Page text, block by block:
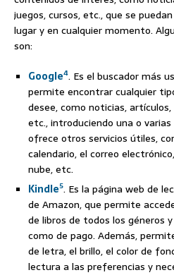
juegos, cursos, etc., que se
lugar y en cualquier momento.
son:
Google4. Es el buscador más
permite encontrar cualquier
desee, como noticias,
etc., introduciendo una o
ofrece otros servicios útiles,
calendario, el correo
nube, etc.
Kindle5. Es la página web de
de Amazon, que permite
de libros de todos los
como de pago. Además,
de letra, el brillo, el color de
lectura a las preferencias y